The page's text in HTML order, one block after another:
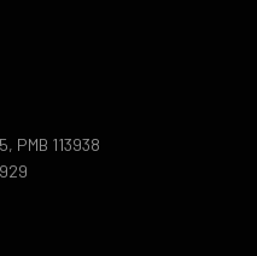
PMB 113938